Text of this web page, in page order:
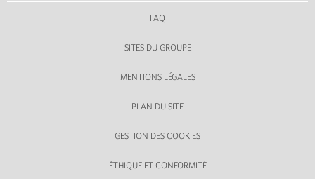
FAQ
SITES DU GROUPE
MENTIONS LÉGALES
PLAN DU SITE
GESTION DES COOKIES
ÉTHIQUE ET CONFORMITÉ